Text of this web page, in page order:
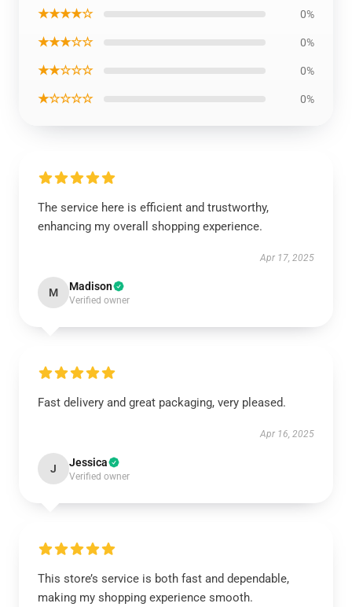
★★★★☆ 0%
★★★☆☆ 0%
★★☆☆☆ 0%
★☆☆☆☆ 0%
The service here is efficient and trustworthy,
enhancing my overall shopping experience.
Apr 17, 2025
M Madison
Verified owner
Fast delivery and great packaging, very pleased.
Apr 16, 2025
J Jessica
Verified owner
This store’s service is both fast and dependable,
making my shopping experience smooth.